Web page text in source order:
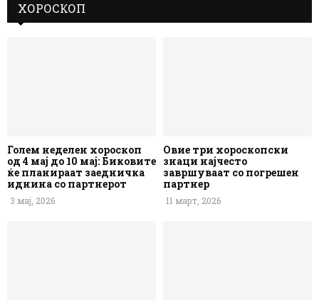
ХОРОСКОП
Голем неделен хороскоп
од 4 мај до 10 мај: Биковите
ќе планираат заедничка
иднина со партнерот
3 мај, 2026
Овие три хороскопски
знаци најчесто
завршуваат со погрешен
партнер
11 март, 2026